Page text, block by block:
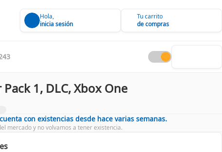
Hola,
inicia sesión
Tu carrito
de compras
1, DLC, Xbox One
con existencias desde hace varias semanas.
mercado y no volvamos a tener existencia.